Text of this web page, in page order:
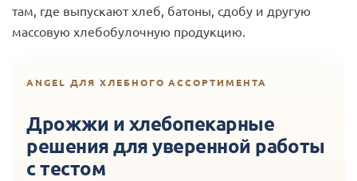
там, где выпускают хлеб, батоны, сдобу и другую
массовую хлебобулочную продукцию.
ANGEL ДЛЯ ХЛЕБНОГО АССОРТИМЕНТА
Дрожжи и хлебопекарные
решения для уверенной работы
с тестом